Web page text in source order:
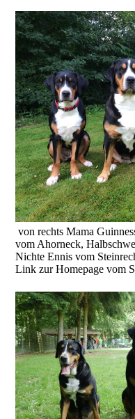
von rechts Mama
vom Ahorneck,
Nichte Ennis vom
Link zur Homepage vom